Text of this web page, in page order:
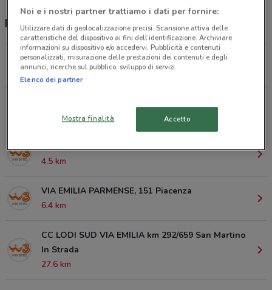
Negozi WindTre a Piacenza
VIA CAVOUR, 39 Piacenza
2.6 km
3.6 km
VIA EMILIA, 100 San Rocco Al Porto
4.5 km
VIA EMILIA PARMENSE, 151 Piacenza
6.4 km
CC LODI SUD VIA EMILIA km 292/659 San Martino
In Strada
27.6 km
Noi e i nostri partner trattiamo i dati per fornire:
Utilizzare dati di geolocalizzazione precisi. Scansione attiva delle
caratteristiche del dispositivo ai fini dell’identificazione. Archiviare
informazioni su dispositivo e/o accedervi. Pubblicità e contenuti
personalizzati, misurazione delle prestazioni dei contenuti e degli
annunci, ricerche sul pubblico, sviluppo di servizi.
Elenco dei partner
Mostra finalità Accetto